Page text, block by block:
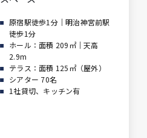
原宿駅徒歩1分｜明治神宮前駅
徒歩1分
ホール：面積 209㎡｜天高
2.9m
テラス：面積 125㎡（屋外）
シアター 70名
1社貸切、キッチン有